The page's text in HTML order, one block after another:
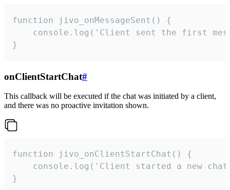
function jivo_onMessageSent() {
console.log('Client sent the first
}
onClientStartChat#
This callback will be executed if the chat was initiated by a client,
and there was no proactive invitation shown.
function jivo_onClientStartChat() {
console.log('Client started a new
}